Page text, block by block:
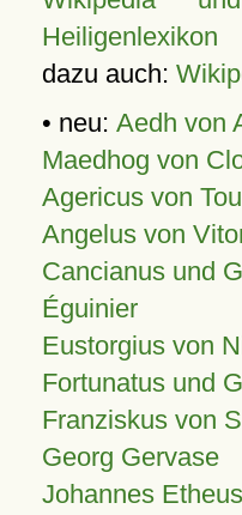
Heiligenlexikon
dazu auch:
• neu: Aedh von
Maedhog von
Agericus von
Angelus von
Cancianus und
Éguinier
Eustorgius von
Fortunatus und
Franziskus von
Georg Gervase
Johannes Etheus